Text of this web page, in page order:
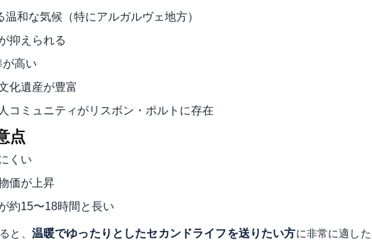
和な気候（特にアルガルヴェ地方）
抑えられる
高い
化遺産が豊富
コミュニティがリスボン・ポルトに存在
点
くい
価が上昇
約15〜18時間と長い
と、 温暖でゆったりとしたセカンドライフを送りたい方に非常に適した